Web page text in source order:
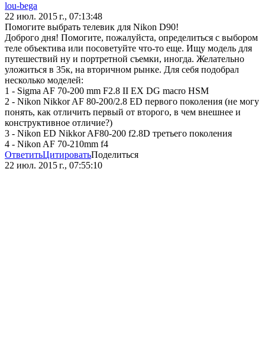
lou-bega
22 июл. 2015 г., 07:13:48
Помогите выбрать телевик для Nikon D90!
Доброго дня! Помогите, пожалуйста, определиться с выбором
теле объектива или посоветуйте что-то еще. Ищу модель для
путешествий ну и портретной съемки, иногда. Желательно
уложиться в 35к, на вторичном рынке. Для себя подобрал
несколько моделей:
1 - Sigma AF 70-200 mm F2.8 II EX DG macro HSM
2 - Nikon Nikkor AF 80-200/2.8 ED первого поколения (не могу
понять, как отличить первый от второго, в чем внешнее и
конструктивное отличие?)
3 - Nikon ED Nikkor AF80-200 f2.8D третьего поколения
4 - Nikon AF 70-210mm f4
ОтветитьЦитироватьПоделиться
22 июл. 2015 г., 07:55:10